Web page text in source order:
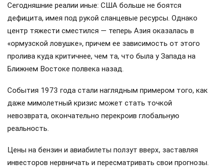
Сегодняшние реалии иные: США больше не боятся
дефицита, имея под рукой сланцевые ресурсы. Однако
центр тяжести сместился — теперь Азия оказалась в
«ормузской ловушке», причем ее зависимость от этого
пролива куда критичнее, чем та, что была у Запада на
Ближнем Востоке полвека назад.
События 1973 года стали наглядным примером того, как
даже мимолетный кризис может стать точкой
невозврата, окончательно перекроив глобальную
реальность.
Цены на бензин и авиабилеты ползут вверх, заставляя
инвесторов нервничать и пересматривать свои прогнозы.